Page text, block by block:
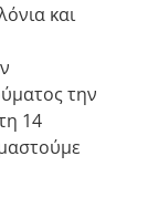
και
την
14